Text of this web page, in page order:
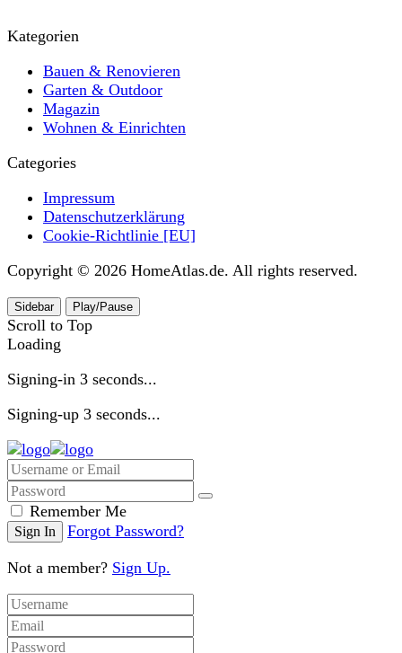
Kategorien
Bauen & Renovieren
Garten & Outdoor
Magazin
Wohnen & Einrichten
Categories
Impressum
Datenschutzerklärung
Cookie-Richtlinie [EU]
Copyright © 2026 HomeAtlas.de. All rights reserved.
Sidebar Play/Pause
Scroll to Top
Loading
Signing-in 3 seconds...
Signing-up 3 seconds...
Remember Me
Forgot Password?
Not a member? Sign Up.